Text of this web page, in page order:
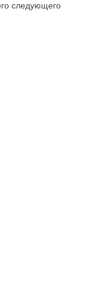
следующего